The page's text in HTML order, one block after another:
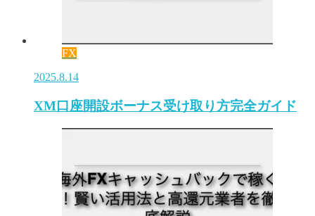
FX
2025.8.14
XM口座開設ボーナス受け取り方完全ガイド